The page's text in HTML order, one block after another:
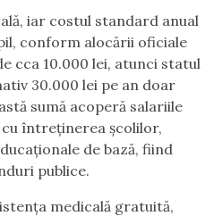
iar costul standard anual
conform alocării oficiale
cca 10.000 lei, atunci statul
30.000 lei pe an doar
sumă acoperă salariile
întreținerea școlilor,
de bază, fiind
publice.
medicală gratuită,